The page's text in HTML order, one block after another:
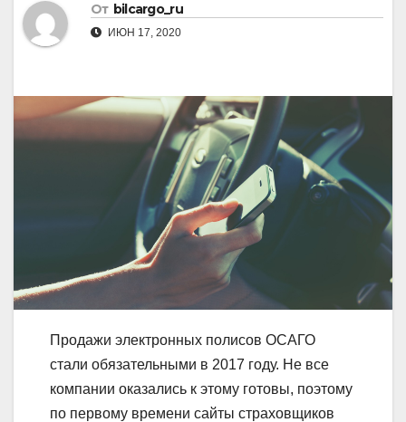
От bilcargo_ru
ИЮН 17, 2020
Продажи электронных полисов ОСАГО
стали обязательными в 2017 году. Не все
компании оказались к этому готовы, поэтому
по первому времени сайты страховщиков